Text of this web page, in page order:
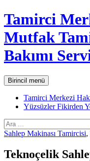
İçeriğe
atla
Tamirci
Mutfak
Bakımı
AraBirincil menü
Tamirci Merkezi
Yüzsüzler Fikirden
Arama:
Sahlep Makinası Tamircisi,
Teknoçelik